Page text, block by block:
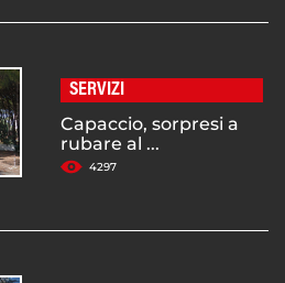
SERVIZI
Capaccio, sorpresi a
rubare al ...
4297